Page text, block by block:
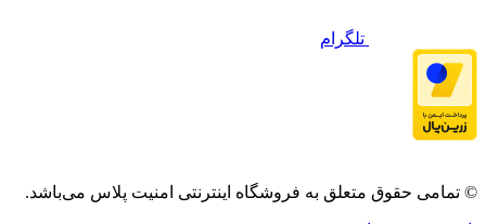
تلگرام
© تمامی حقوق متعلق به فروشگاه اینترنتی امنیت پلاس می‌باشد.